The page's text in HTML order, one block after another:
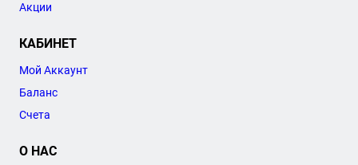
Акции
КАБИНЕТ
Мой Аккаунт
Баланс
Счета
О НАС